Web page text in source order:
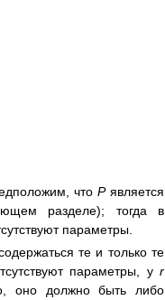
что Pявляется
разделе); тогда в
параметры.
те и только те
параметры, уr
оно должно быть либо